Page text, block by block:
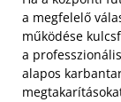
a megfelelő
működése
a
alapos